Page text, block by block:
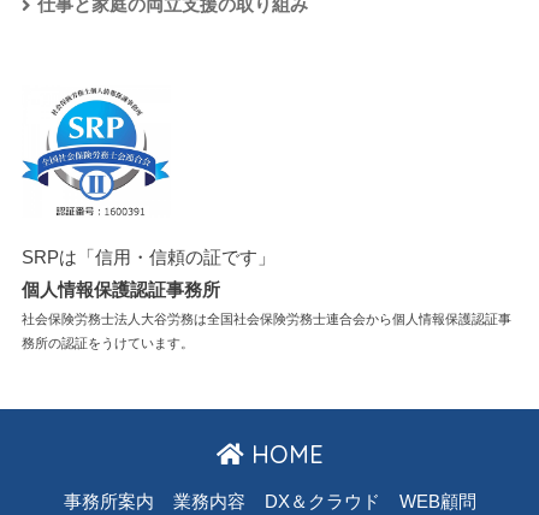
仕事と家庭の両立支援の取り組み
SRPは「信用・信頼の証です」
個人情報保護認証事務所
社会保険労務士法人大谷労務は全国社会保険労務士連合会から個人情報保護認証事
務所の認証をうけています。
HOME
事務所案内 業務内容 DX＆クラウド WEB顧問